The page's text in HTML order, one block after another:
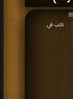
كتب في
| التحميل :